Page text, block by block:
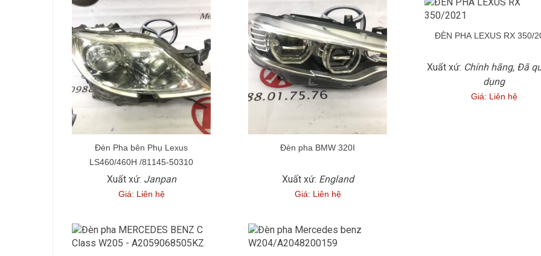
Đèn Pha bên Phụ Lexus
LS460/460H /81145-50310
Xuất xứ: Janpan
Giá: Liên hệ
Đèn pha BMW 320I
Xuất xứ: England
Giá: Liên hệ
ĐÈN PHA LEXUS RX 350/
Xuất xứ: Chính hãng, Đã
dụng
Giá: Liên hệ